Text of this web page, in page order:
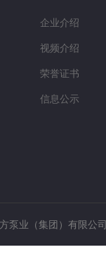
企业介绍
视频介绍
荣誉证书
信息公示
方泵业（集团）有限公司